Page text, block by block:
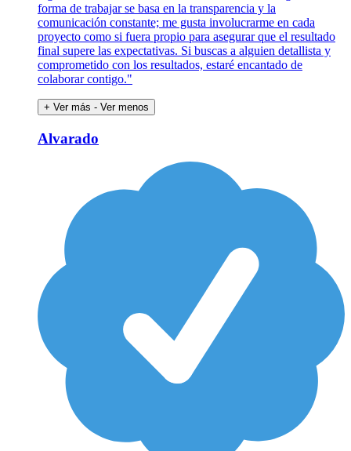
forma de trabajar se basa en la transparencia y la
comunicación constante; me gusta involucrarme en cada
proyecto como si fuera propio para asegurar que el resultado
final supere las expectativas. Si buscas a alguien detallista y
comprometido con los resultados, estaré encantado de
colaborar contigo."
+ Ver más - Ver menos
Alvarado